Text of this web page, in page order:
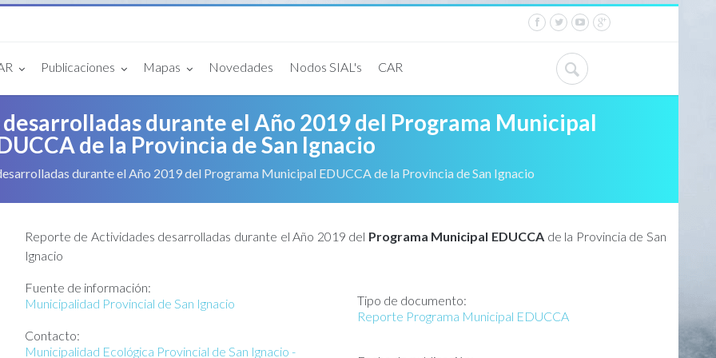
-bursa escort- escort diyarbakır-
Publicaciones Generación de Residuos Sólidos
Aguas Residuales
Fiscalización Ambiental
Aire EcoIP 2019
EcoIP 2020
Mapas Novedades Nodos SIAL's CAR
durante el Año 2019 del Programa Municipal
de la Provincia de San Ignacio
durante el Año 2019 del Programa Municipal EDUCCA de la Provincia de San Ignacio
Reporte de Actividades desarrolladas durante el Año 2019 del Programa Municipal EDUCCA de la Provincia de San
Ignacio
Fuente de información:
Municipalidad Provincial de San Ignacio
Contacto:
Municipalidad Ecológica Provincial de San Ignacio -
Tipo de documento:
Reporte Programa Municipal EDUCCA